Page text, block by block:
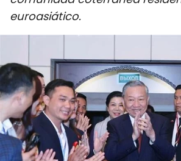
INTERNACIONAL
DEPORTES
VIAJES
PUENTE DE
HISTORIAS
FOTOGRAFÍA
euroasiático.